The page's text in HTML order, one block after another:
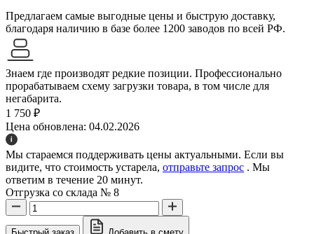
Предлагаем самые выгодные цены и быструю доставку,
благодаря наличию в базе более 1200 заводов по всей РФ.
Знаем где производят редкие позиции. Профессионально
прорабатываем схему загрузки товара, в том числе для
негабарита.
1 750 ₽
Цена обновлена: 04.02.2026
Мы стараемся поддерживать цены актуальными. Если вы
видите, что стоимость устарела, отправьте запрос . Мы
ответим в течение 20 минут.
Отгрузка со склада № 8